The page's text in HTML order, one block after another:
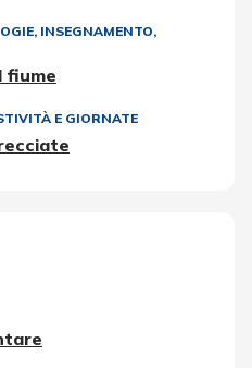
, INSEGNAMENTO,
fiume
E GIORNATE